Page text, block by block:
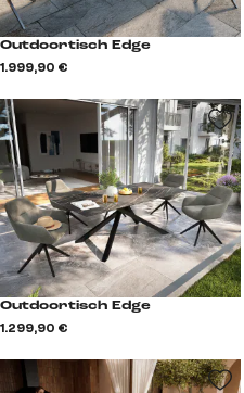
Outdoortisch Edge
1.999,90 €
Outdoortisch Edge
1.299,90 €